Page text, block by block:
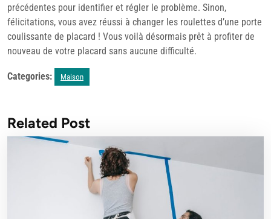
précédentes pour identifier et régler le problème. Sinon,
félicitations, vous avez réussi à changer les roulettes d’une porte
coulissante de placard ! Vous voilà désormais prêt à profiter de
nouveau de votre placard sans aucune difficulté.
Categories: Maison
Related Post